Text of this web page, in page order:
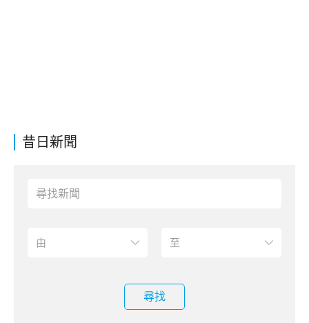
昔日新聞
尋找